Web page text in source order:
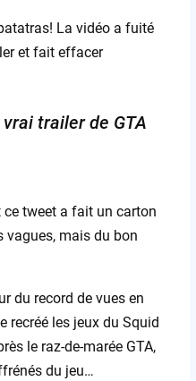
La vidéo a fuité
et fait effacer
trailer de GTA
ce tweet a fait un carton
vagues, mais du bon
du record de vues en
recréé les jeux du Squid
le raz-de-marée GTA,
du jeu…